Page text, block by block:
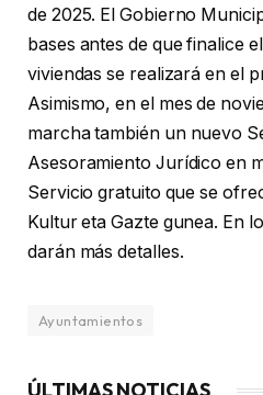
de 2025. El Gobierno
bases antes de que finalice
viviendas se realizará en el
Asimismo, en el mes de
marcha también un nuevo
Asesoramiento Jurídico en
Servicio gratuito que se
Kultur eta Gazte gunea. En
darán más detalles.
Ayuntamientos